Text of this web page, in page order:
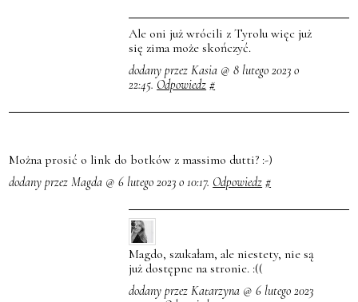
Ale oni już wrócili z Tyrolu więc już
się zima może skończyć.
dodany przez Kasia @ 8 lutego 2023 o
22:45. Odpowiedz #
Można prosić o link do botków z massimo dutti? :-)
dodany przez Magda @ 6 lutego 2023 o 10:17. Odpowiedz #
Magdo, szukałam, ale niestety, nie są
już dostępne na stronie. :((
dodany przez Katarzyna @ 6 lutego 2023